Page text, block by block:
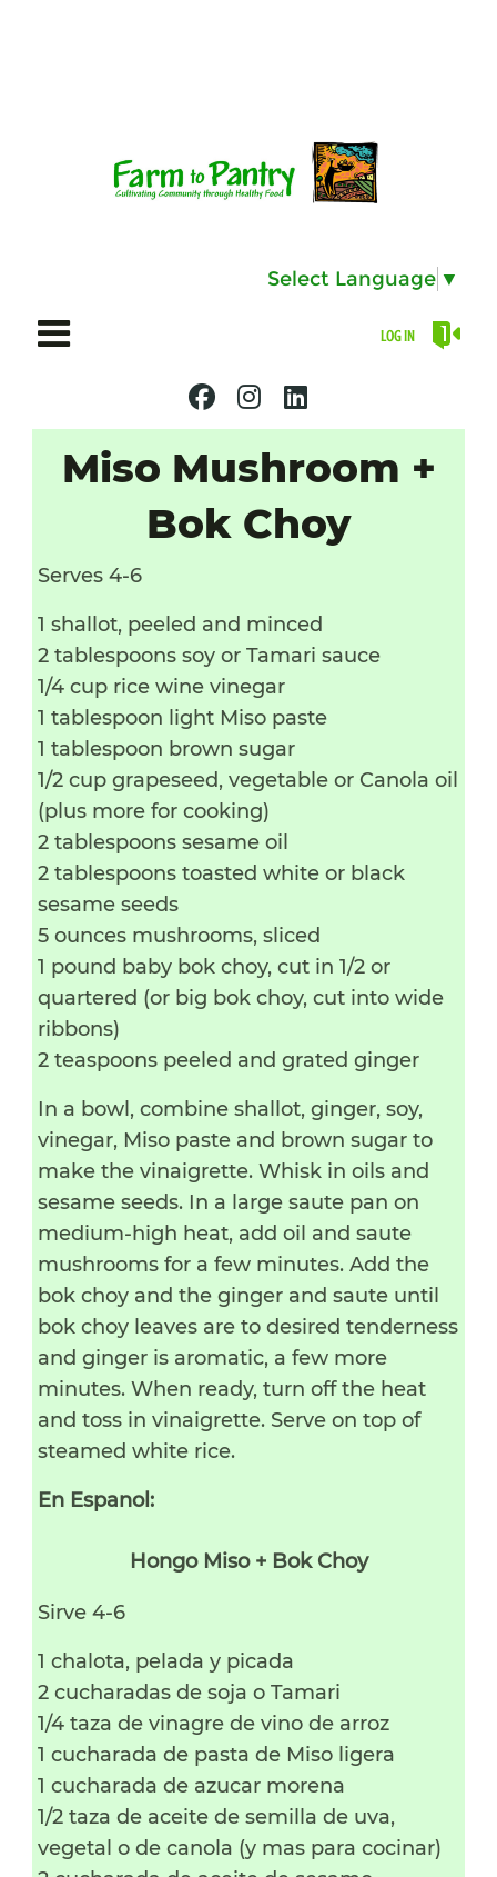
Select Language ▼
LOG IN
Miso Mushroom +
Bok Choy
Serves 4-6
1 shallot, peeled and minced
2 tablespoons soy or Tamari sauce
1/4 cup rice wine vinegar
1 tablespoon light Miso paste
1 tablespoon brown sugar
1/2 cup grapeseed, vegetable or Canola oil
(plus more for cooking)
2 tablespoons sesame oil
2 tablespoons toasted white or black
sesame seeds
5 ounces mushrooms, sliced
1 pound baby bok choy, cut in 1/2 or
quartered (or big bok choy, cut into wide
ribbons)
2 teaspoons peeled and grated ginger
In a bowl, combine shallot, ginger, soy,
vinegar, Miso paste and brown sugar to
make the vinaigrette. Whisk in oils and
sesame seeds. In a large saute pan on
medium-high heat, add oil and saute
mushrooms for a few minutes. Add the
bok choy and the ginger and saute until
bok choy leaves are to desired tenderness
and ginger is aromatic, a few more
minutes. When ready, turn off the heat
and toss in vinaigrette. Serve on top of
steamed white rice.
En Espanol:
Hongo Miso + Bok Choy
Sirve 4-6
1 chalota, pelada y picada
2 cucharadas de soja o Tamari
1/4 taza de vinagre de vino de arroz
1 cucharada de pasta de Miso ligera
1 cucharada de azucar morena
1/2 taza de aceite de semilla de uva,
vegetal o de canola (y mas para cocinar)